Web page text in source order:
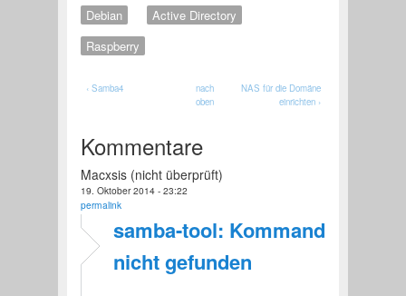
Debian
Active Directory
Raspberry
‹ Samba4
nach
oben
NAS für die Domäne
einrichten ›
Kommentare
Macxsis (nicht überprüft)
19. Oktober 2014 - 23:22
permalink
samba-tool: Kommando
nicht gefunden